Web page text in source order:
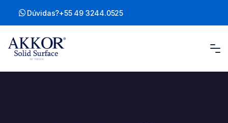
content
Dúvidas?+55 49 3244.0525